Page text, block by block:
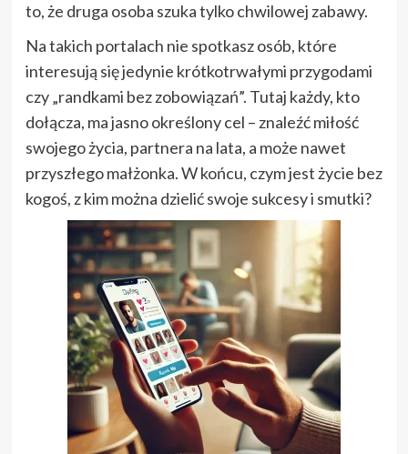
to, że druga osoba szuka tylko chwilowej zabawy.
Na takich portalach nie spotkasz osób, które
interesują się jedynie krótkotrwałymi przygodami
czy „randkami bez zobowiązań”. Tutaj każdy, kto
dołącza, ma jasno określony cel – znaleźć miłość
swojego życia, partnera na lata, a może nawet
przyszłego małżonka. W końcu, czym jest życie bez
kogoś, z kim można dzielić swoje sukcesy i smutki?